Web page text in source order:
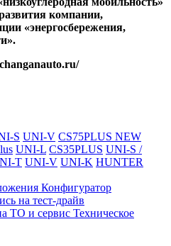
компании,
«энергосбережения,
S UNI-V CS75PLUS NEW
UNI-L CS35PLUS UNI-S /
T UNI-V UNI-K HUNTER
Конфигуратор
на тест-драйв
ТО и сервис Техническое